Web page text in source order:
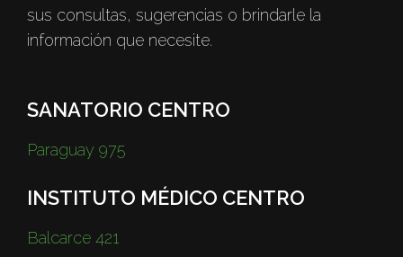
sus consultas, sugerencias o brindarle la
información que necesite.
SANATORIO CENTRO
Paraguay 975
INSTITUTO MÉDICO CENTRO
Balcarce 421